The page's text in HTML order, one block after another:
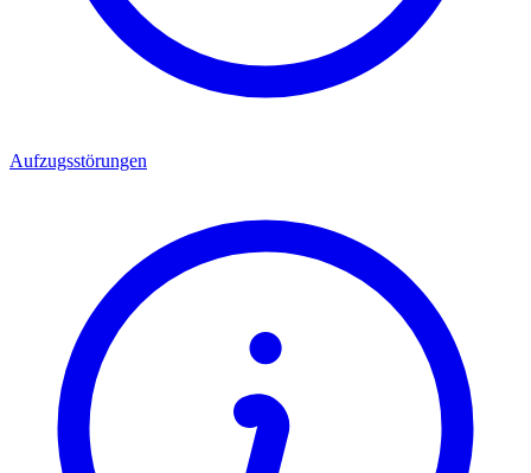
Aufzugsstörungen